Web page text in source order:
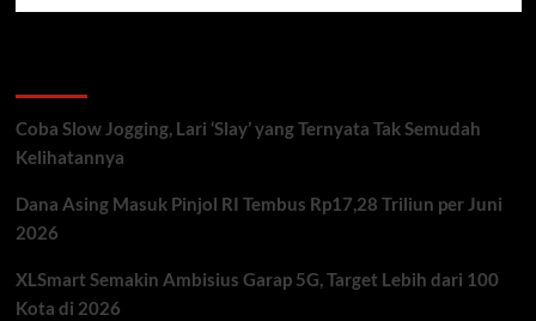
Ketegangan
Global,
Tanker
Coba Slow Jogging, Lari ‘Slay’ yang Ternyata Tak Semudah
Kelihatannya
Dana Asing Masuk Pinjol RI Tembus Rp17,28 Triliun per Juni
2026
XLSmart Semakin Ambisius Garap 5G, Target Lebih dari 100
Kota di 2026